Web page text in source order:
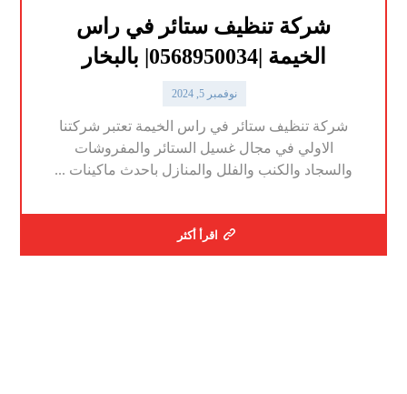
شركة تنظيف ستائر في راس
الخيمة |0568950034| بالبخار
نوفمبر 5, 2024
شركة تنظيف ستائر في راس الخيمة تعتبر شركتنا
الاولي في مجال غسيل الستائر والمفروشات
والسجاد والكنب والفلل والمنازل باحدث ماكينات ...
اقرأ أكثر